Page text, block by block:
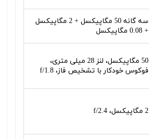
سه گانه 50 مگاپیکسل + 2 مگاپیکسل
+ 0.08 مگاپیکسل
50 مگاپیکسل، لنز 28 میلی متری،
فوکوس خودکار با تشخیص فاز، f/1.8
2 مگاپیکسل، f/2.4